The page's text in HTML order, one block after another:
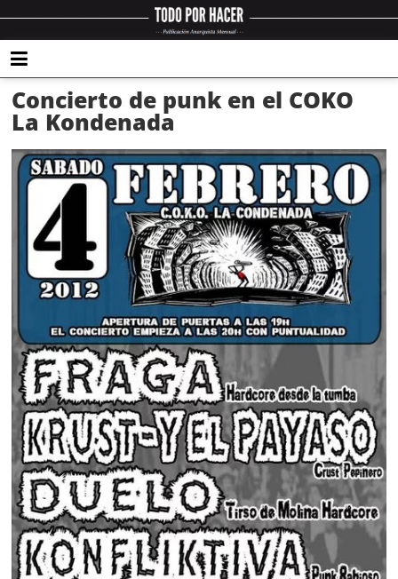
Concierto de punk en el COKO
La Kondenada